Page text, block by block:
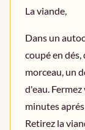
La viande,
Dans un
coupé en
morceau, un
d'eau.
minutes
Retirez la